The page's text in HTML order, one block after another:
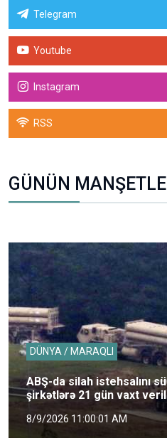
Telegram
Youtube
Instagram
RSS
GÜNÜN
DÜNYA / MARAQLI
ABŞ-da silah istehsalını
şirkətlərə 21 gün vaxt
8/9/2026 11:00:01 AM